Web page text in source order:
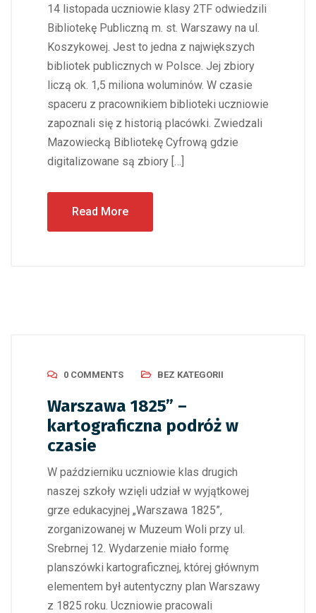
14 listopada uczniowie klasy 2TF odwiedzili
Bibliotekę Publiczną m. st. Warszawy na ul.
Koszykowej. Jest to jedna z największych
bibliotek publicznych w Polsce. Jej zbiory
liczą ok. 1,5 miliona woluminów. W czasie
spaceru z pracownikiem biblioteki uczniowie
zapoznali się z historią placówki. Zwiedzali
Mazowiecką Bibliotekę Cyfrową gdzie
digitalizowane są zbiory […]
Read More
0 COMMENTS BEZ KATEGORII
Warszawa 1825” –
kartograficzna podróż w
czasie
W październiku uczniowie klas drugich
naszej szkoły wzięli udział w wyjątkowej
grze edukacyjnej „Warszawa 1825”,
zorganizowanej w Muzeum Woli przy ul.
Srebrnej 12. Wydarzenie miało formę
planszówki kartograficznej, której głównym
elementem był autentyczny plan Warszawy
z 1825 roku. Uczniowie pracowali